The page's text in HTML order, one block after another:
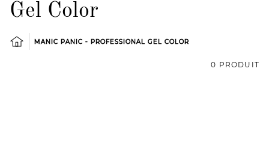
Gel Color
MANIC PANIC - PROFESSIONAL GEL COLOR
0 PRODUIT